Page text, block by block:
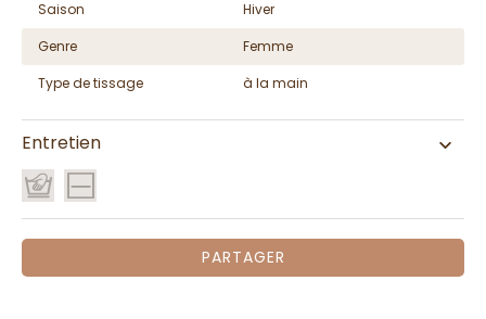
Saison
Hiver
Genre
Femme
Type de tissage
à la main
Entretien
PARTAGER